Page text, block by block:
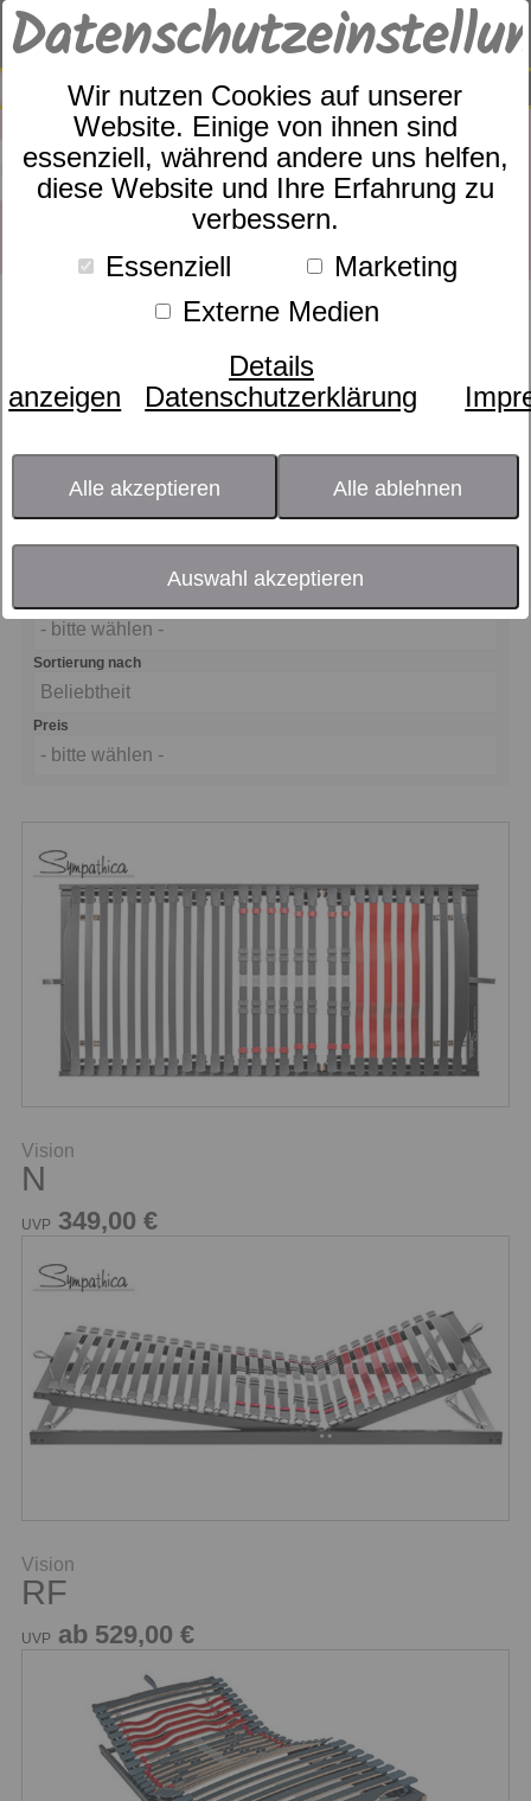
Wir nutzen Cookies auf unserer
Website. Einige von ihnen sind
essenziell, während andere uns helfen,
diese Website und Ihre Erfahrung zu
verbessern.
Essenziell
Marketing
Externe Medien
Details
anzeigen
Datenschutzerklärung
Alle akzeptieren Alle ablehnen
Auswahl akzeptieren
SUCHE
0
Rahmen
Sympathica Rahmen
Sympathica Rahmen
- bitte wählen -
- bitte wählen -
Sortierung nach
Beliebtheit
Preis
- bitte wählen -
Vision
N
UVP 349,00 €
Vision
RF
UVP ab 529,00 €